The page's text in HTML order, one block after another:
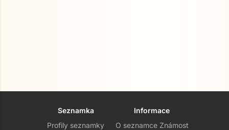
Seznamka
Profily seznamky
Informace
O seznamce Známost